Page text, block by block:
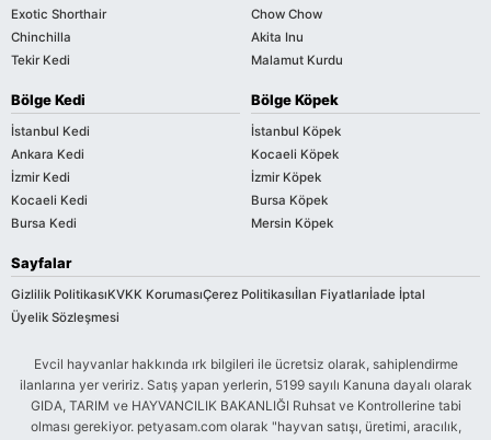
Exotic Shorthair
Chinchilla
Tekir Kedi
Chow Chow
Akita Inu
Malamut Kurdu
Bölge Kedi
İstanbul Kedi
Ankara Kedi
İzmir Kedi
Kocaeli Kedi
Bursa Kedi
Bölge Köpek
İstanbul Köpek
Kocaeli Köpek
İzmir Köpek
Bursa Köpek
Mersin Köpek
Sayfalar
Gizlilik PolitikasıKVKK KorumasıÇerez Politikasıİlan Fiyatlarıİade İptal
Üyelik Sözleşmesi
Evcil hayvanlar hakkında ırk bilgileri ile ücretsiz olarak, sahiplendirme
ilanlarına yer veririz. Satış yapan yerlerin, 5199 sayılı Kanuna dayalı olarak
GIDA, TARIM ve HAYVANCILIK BAKANLIĞI Ruhsat ve Kontrollerine tabi
olması gerekiyor. petyasam.com olarak "hayvan satışı, üretimi, aracılık,